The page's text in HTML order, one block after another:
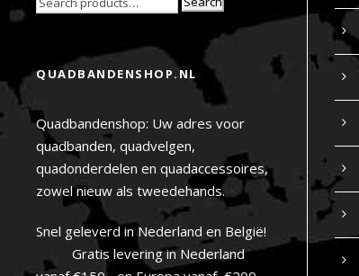
QUADBANDENSHOP.NL
Quadbandenshop: Uw adres voor
quadbanden, quadvelgen,
quadonderdelen en quadaccessoires,
zowel nieuw als tweedehands.
Snel geleverd in Nederland en België!
Gratis levering in Nederland